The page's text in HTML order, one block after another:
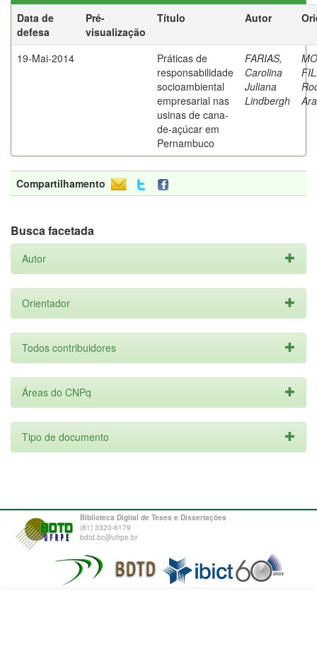
Data de
defesa
Pré-
visualização
Título Autor
19-Mai-2014
Práticas de
responsabilidade
socioambiental
empresarial nas
usinas de cana-
de-açúcar em
Pernambuco
FARIAS,
Carolina
Juliana
Lindbergh
Compartilhamento
Busca facetada
Autor
Orientador
Todos contribuidores
Áreas do CNPq
Tipo de documento
Biblioteca Digital de Teses e Dissertações
(81) 3320-6179
bdtd.bc@ufrpe.br